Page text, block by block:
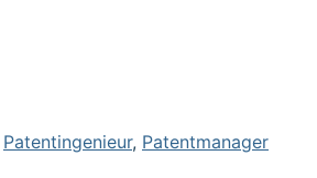
Patentingenieur, Patentmanager